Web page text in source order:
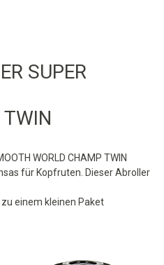
SUPER
für Kopfruten. Dieser Abroller
einem kleinen Paket